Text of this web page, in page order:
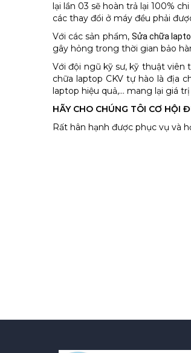
lại lần 03 sẽ hoàn trả lại 100%
các thay đổi ở máy đều phải
Với các sản phẩm, Sửa chữa
gây hỏng trong thời gian bảo
Với đội ngũ kỹ sư, kỹ thuật viên
chữa laptop CKV tự hào là địa
laptop hiệu quả,... mang lại giá
HÃY CHO CHÚNG TÔI CƠ HỘI
Rất hân hạnh được phục vụ và